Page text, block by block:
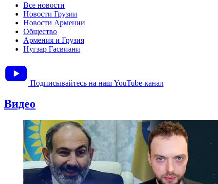
Все новости
Новости Грузии
Новости Армении
Общество
Армения и Грузия
Нугзар Гасвиани
Подписывайтесь на наш YouTube-канал
Видео